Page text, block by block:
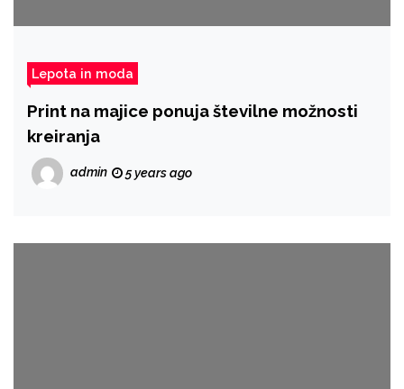
Lepota in moda
Print na majice ponuja številne možnosti
kreiranja
admin 5 years ago